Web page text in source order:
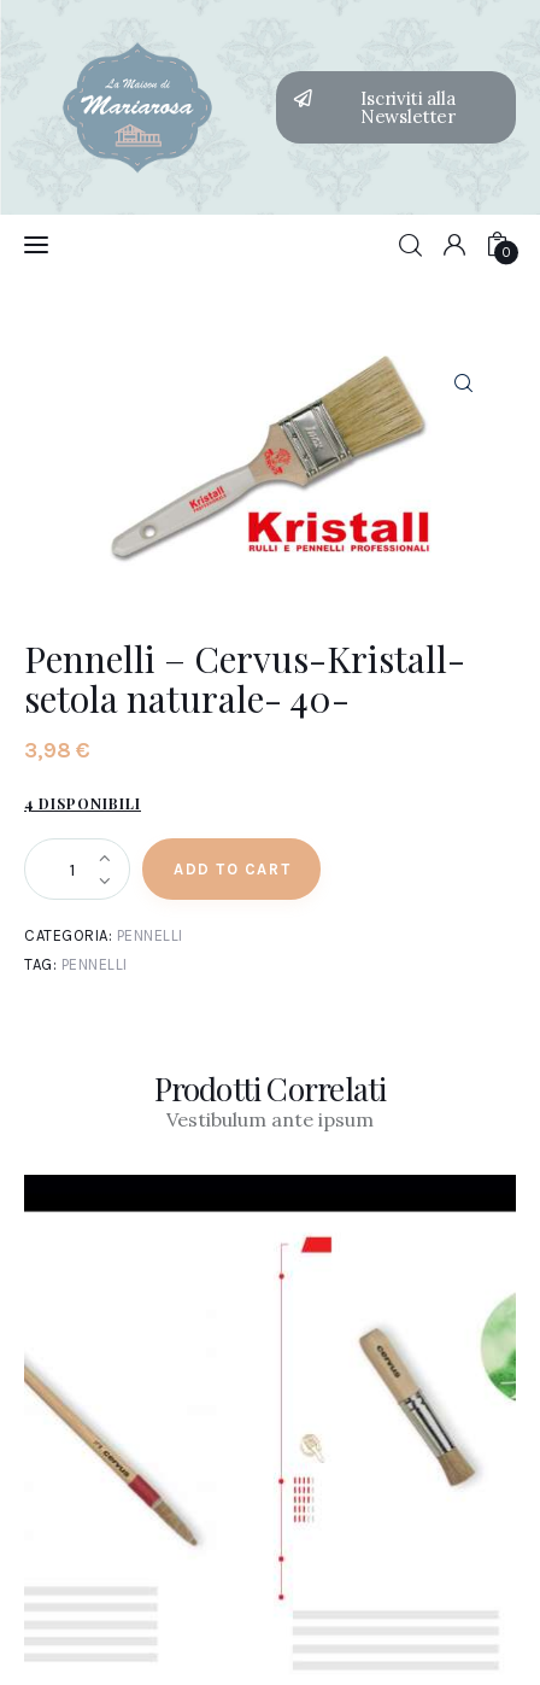
Iscriviti alla
Newsletter
0
Home
Pennelli – Cervus-Kristall-
setola naturale- 40-
3,98 €
4 DISPONIBILI
ADD TO CART
CATEGORIA: PENNELLI
TAG: PENNELLI
Prodotti Correlati
Vestibulum ante ipsum